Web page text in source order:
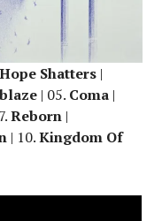
Hope Shatters|
| 05. Coma |
Reborn|
| 10.Kingdom Of